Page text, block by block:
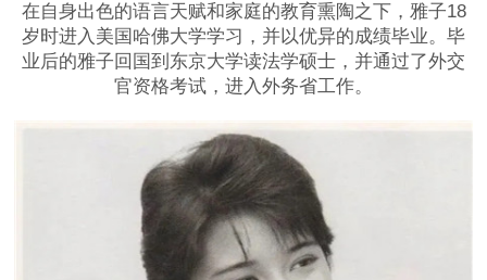
在自身出色的语言天赋和家庭的教育熏陶之下，雅子18
岁时进入美国哈佛大学学习，并以优异的成绩毕业。毕
业后的雅子回国到东京大学读法学硕士，并通过了外交
官资格考试，进入外务省工作。